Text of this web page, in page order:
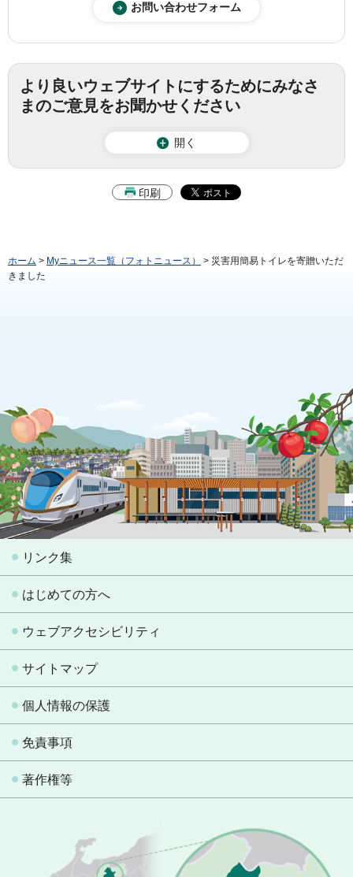
より良いウェブサイトにするためにみなさ
まのご意見をお聞かせください
開く
印刷
ホーム > Myニュース一覧（フォトニュース）
> 災害用簡易トイレを寄贈いただ
きました
リンク集
はじめての方へ
ウェブアクセシビリティ
サイトマップ
個人情報の保護
免責事項
著作権等